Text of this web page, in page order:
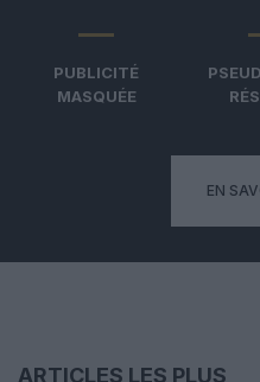
PUBLICITÉ
MASQUÉE
EN
ARTICLES LES PLUS